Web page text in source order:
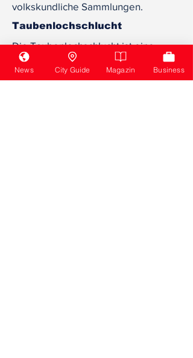
volkskundliche Sammlungen.
Taubenlochschlucht
Die Taubenlochschlucht ist eine
natürliche Schlucht bei Biel und ein
beliebtes Ausflugsziel für
News City Guide Magazin Business